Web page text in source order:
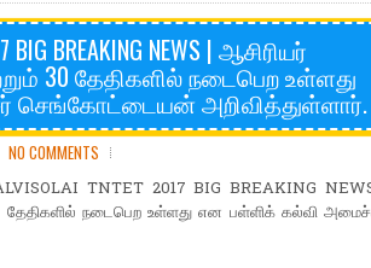
BIG BREAKING NEWS | ஆசிரியர்
30 தேதிகளில் நடைபெற உள்ளது
செங்கோட்டையன் அறிவித்துள்ளார்.
NO COMMENTS
TNTET 2017 BIG BREAKING
தேதிகளில் நடைபெற உள்ளது என பள்ளிக் கல்வி